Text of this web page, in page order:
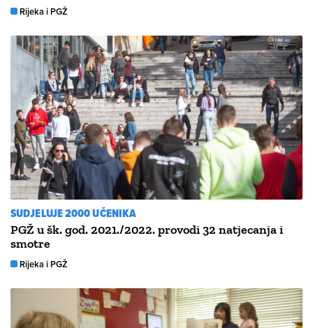
Rijeka i PGŽ
SUDJELUJE 2000 UČENIKA
PGŽ u šk. god. 2021./2022. provodi 32 natjecanja i
smotre
Rijeka i PGŽ